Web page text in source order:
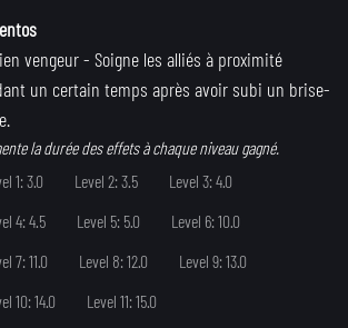
vengeur- Soigne les alliés à proximité
un certain temps après avoir subi un brise-
la durée des effets à chaque niveau gagné.
1: 3.0
Level 2: 3.5
Level 3: 4.0
4: 4.5
Level 5: 5.0
Level 6: 10.0
7: 11.0
Level 8: 12.0
Level 9: 13.0
10: 14.0
Level 11: 15.0